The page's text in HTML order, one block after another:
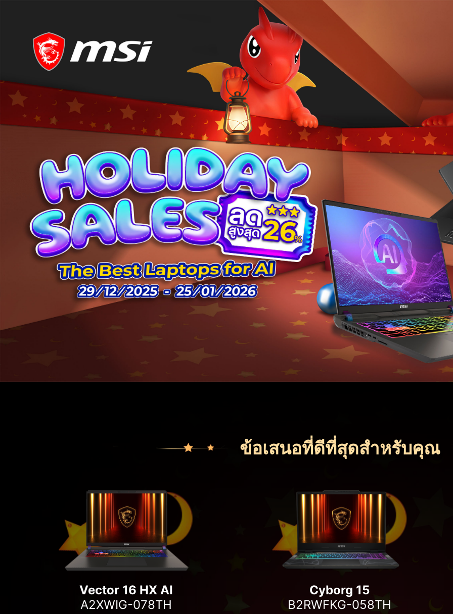
ข้อเสนอที่ดีที่สุดสำหรับคุณ
Vector 16 HX AI
A2XWIG-078TH
Cyborg 15
B2RWFKG-058TH